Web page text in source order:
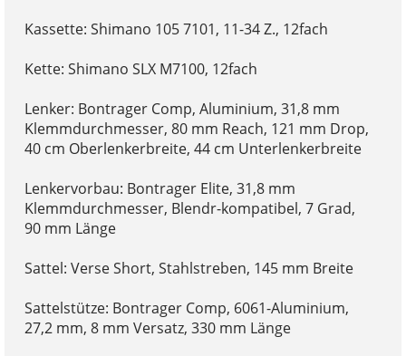
Kassette: Shimano 105 7101, 11-34 Z., 12fach
Kette: Shimano SLX M7100, 12fach
Lenker: Bontrager Comp, Aluminium, 31,8 mm
Klemmdurchmesser, 80 mm Reach, 121 mm Drop,
40 cm Oberlenkerbreite, 44 cm Unterlenkerbreite
Lenkervorbau: Bontrager Elite, 31,8 mm
Klemmdurchmesser, Blendr-kompatibel, 7 Grad,
90 mm Länge
Sattel: Verse Short, Stahlstreben, 145 mm Breite
Sattelstütze: Bontrager Comp, 6061-Aluminium,
27,2 mm, 8 mm Versatz, 330 mm Länge